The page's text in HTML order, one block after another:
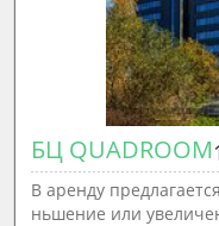
БЦ QUADROOM
В аренду
ньшение или